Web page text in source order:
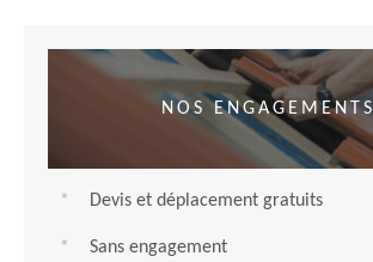
NOS ENGAGEMENTS
Devis et déplacement gratuits
Sans engagement